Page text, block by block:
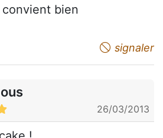
bien
not appreciate signaler
26/03/2013